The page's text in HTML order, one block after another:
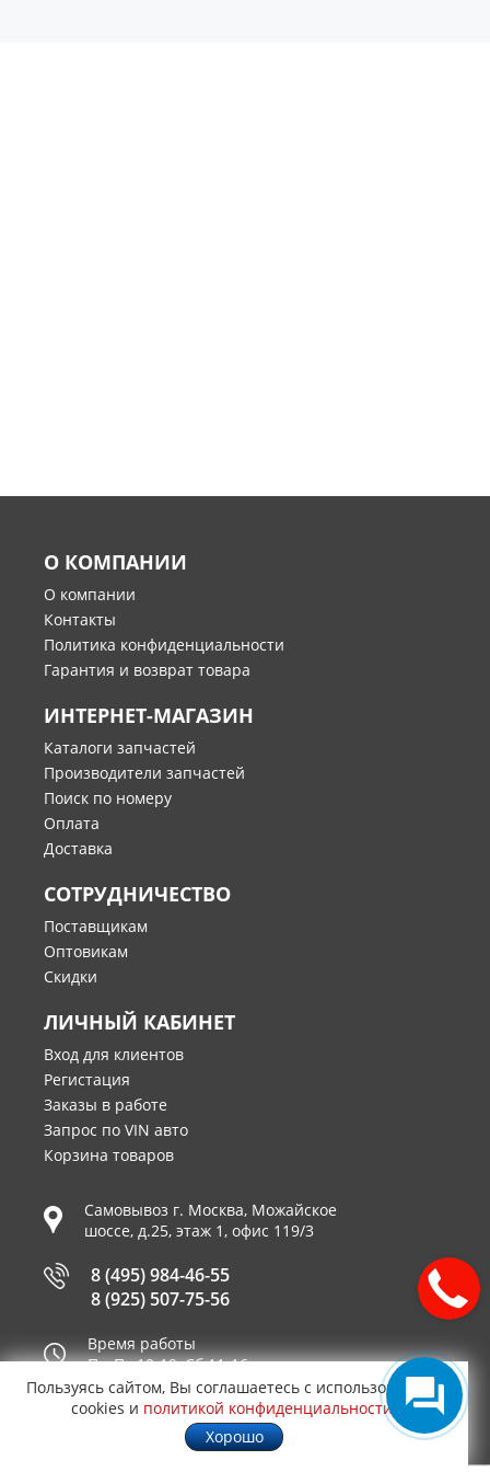
О КОМПАНИИ
О компании
Контакты
Политика конфиденциальности
Гарантия и возврат товара
ИНТЕРНЕТ-МАГАЗИН
Каталоги запчастей
Производители запчастей
Поиск по номеру
Оплата
Доставка
СОТРУДНИЧЕСТВО
Поставщикам
Оптовикам
Скидки
ЛИЧНЫЙ КАБИНЕТ
Вход для клиентов
Регистация
Заказы в работе
Запрос по VIN авто
Корзина товаров
Самовывоз г. Москва, Можайское
шоссе, д.25, этаж 1, офис 119/3
8 (495) 984-46-55
8 (925) 507-75-56
Время работы
Пн-Пт 10-19, Сб 11-16
Принимаем к оплате
Пользуясь сайтом, Вы соглашаетесь с использованием
cookies и политикой конфиденциальности
Хорошо